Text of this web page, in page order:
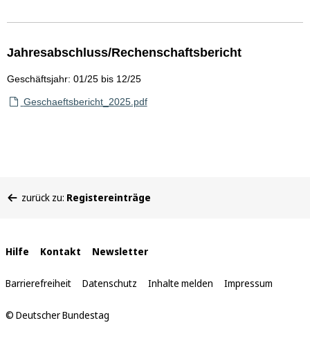
Jahresabschluss/Rechenschaftsbericht
Geschäftsjahr: 01/25 bis 12/25
Geschaeftsbericht_2025.pdf
befinden
zurück zu: Registereinträge
Interne
Links
Hilfe Kontakt Newsletter
Barrierefreiheit Datenschutz Inhalte melden Impressum
© Deutscher Bundestag